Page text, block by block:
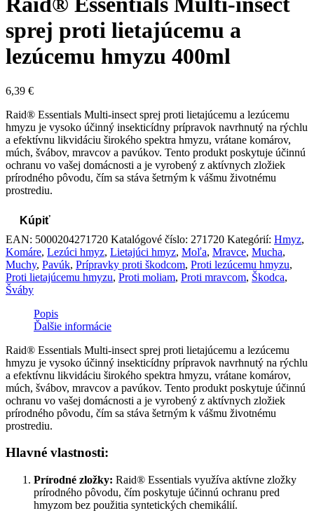
sprej proti lietajúcemu a
lezúcemu hmyzu 400ml
6,39 €
Raid® Essentials Multi-insect sprej proti lietajúcemu a lezúcemu
hmyzu je vysoko účinný insekticídny prípravok navrhnutý na rýchlu
a efektívnu likvidáciu širokého spektra hmyzu, vrátane komárov,
múch, švábov, mravcov a pavúkov. Tento produkt poskytuje účinnú
ochranu vo vašej domácnosti a je vyrobený z aktívnych zložiek
prírodného pôvodu, čím sa stáva šetrným k vášmu životnému
prostrediu.
Kúpiť
EAN: 5000204271720 Katalógové číslo: 271720 Kategórií: Hmyz,
Komáre, Lezúci hmyz, Lietajúci hmyz, Moľa, Mravce, Mucha,
Muchy, Pavúk, Prípravky proti škodcom, Proti lezúcemu hmyzu,
Proti lietajúcemu hmyzu, Proti moliam, Proti mravcom, Škodca,
Šváby
Popis
Ďalšie informácie
Raid® Essentials Multi-insect sprej proti lietajúcemu a lezúcemu
hmyzu je vysoko účinný insekticídny prípravok navrhnutý na rýchlu
a efektívnu likvidáciu širokého spektra hmyzu, vrátane komárov,
múch, švábov, mravcov a pavúkov. Tento produkt poskytuje účinnú
ochranu vo vašej domácnosti a je vyrobený z aktívnych zložiek
prírodného pôvodu, čím sa stáva šetrným k vášmu životnému
prostrediu.
Hlavné vlastnosti:
Prírodné zložky: Raid® Essentials využíva aktívne zložky
prírodného pôvodu, čím poskytuje účinnú ochranu pred
hmyzom bez použitia syntetických chemikálií.